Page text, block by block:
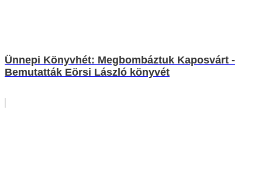
Ünnepi Könyvhét: Megbombáztuk Kaposvárt -
Bemutatták Eörsi László könyvét